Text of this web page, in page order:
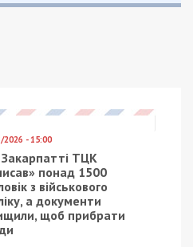
| Метки:війна,
в Google News. Слідкуйте